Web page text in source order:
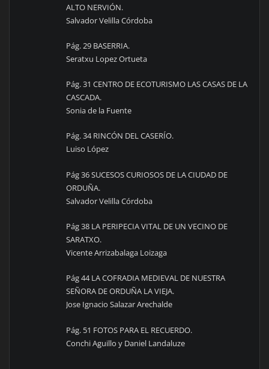
ALTO NERVIÓN.
Salvador Velilla Córdoba
Pág. 29 BASERRIA.
Seratxu Lopez Ortueta
Pág. 31 CENTRO DE ECOTURISMO LAS CASAS DE LA
CASCADA.
Sonia de la Fuente
Pág. 34 RINCÓN DEL CASERÍO.
Luiso López
Pág 36 SUCESOS CURIOSOS DE LA CIUDAD DE
ORDUÑA.
Salvador Velilla Córdoba
Pág 38 LA PERIPECIA VITAL DE UN VECINO DE
SARATXO.
Vicente Arrizabalaga Loizaga
Pág 44 LA COFRADIA MEDIEVAL DE NUESTRA
SEÑORA DE ORDUÑA LA VIEJA.
Jose Ignacio Salazar Arechalde
Pág. 51 FOTOS PARA EL RECUERDO.
Conchi Aguillo y Daniel Landaluze